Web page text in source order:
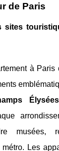
de Paris
sites
à Paris
Élysées
musées,
Les